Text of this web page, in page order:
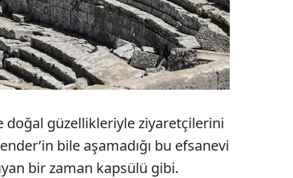
doğal güzellikleriyle ziyaretçilerini
bile aşamadığı bu efsanevi
bir zaman kapsülü gibi.